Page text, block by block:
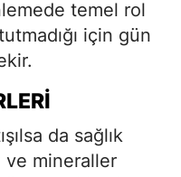
temel rol
için gün
da sağlık
ve mineraller